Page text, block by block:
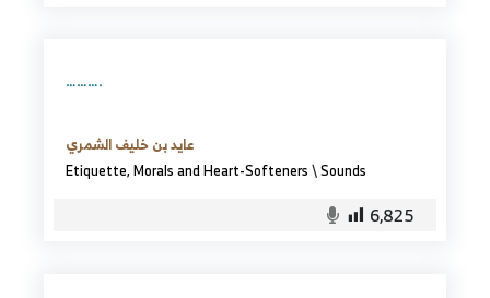
……….
عايد بن خليف الشمري
Etiquette, Morals and Heart-Softeners\Sounds
6,825